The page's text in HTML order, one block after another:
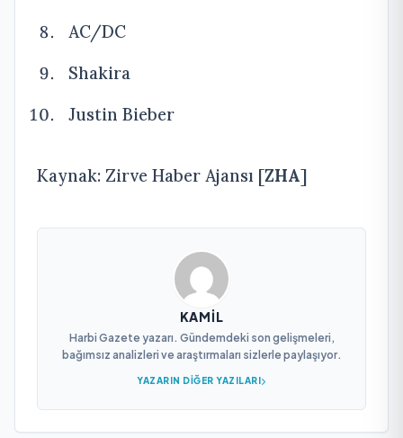
AC/DC
Shakira
Justin Bieber
Kaynak: Zirve Haber Ajansı [ZHA]
KAMIL
Harbi Gazete yazarı. Gündemdeki son gelişmeleri,
bağımsız analizleri ve araştırmaları sizlerle paylaşıyor.
YAZARIN DIĞER YAZILARI